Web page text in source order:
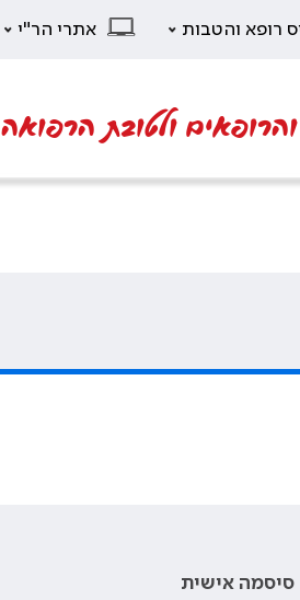
רופא והטבות אתרי הר"י
ולטובת הרפואה
סיסמה אישית